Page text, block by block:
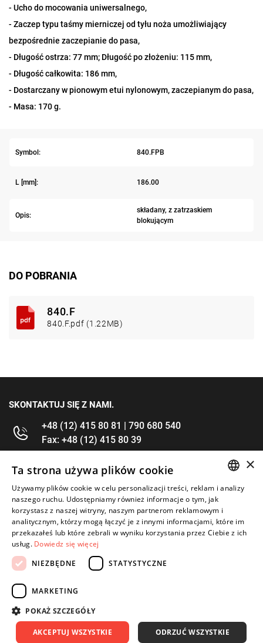
- Ucho do mocowania uniwersalnego,
- Zaczep typu taśmy mierniczej od tyłu noża umożliwiający
bezpośrednie zaczepianie do pasa,
- Długość ostrza: 77 mm; Długość po złożeniu: 115 mm,
- Długość całkowita: 186 mm,
- Dostarczany w pionowym etui nylonowym, zaczepianym do pasa,
- Masa: 170 g.
Symbol: 840.FPB
L [mm]: 186.00
Opis:
składany, z zatrzaskiem
blokującym
DO POBRANIA
840.F
840.F.pdf (1.22MB)
SKONTAKTUJ SIĘ Z NAMI.
+48 (12) 415 80 81 | 790 680 540
Fax: +48 (12) 415 80 39
kontakt@im-narzedzia.pl
INFORMACJE
OFERTA
MOJE KONTO
OBSERWUJ NAS
Copyright 2026: IM Kraków Created by: Waynet
ENGLISH
×
Ta strona używa plików cookie
Używamy plików cookie w celu personalizacji treści, reklam i analizy
naszego ruchu. Udostępniamy również informacje o tym, jak
korzystasz z naszej witryny, naszym partnerom reklamowym i
analitycznym, którzy mogą łączyć je z innymi informacjami, które im
przekazałeś lub które zebrali w wyniku korzystania przez Ciebie z ich
usług. Dowiedz się więcej
NIEZBĘDNE
STATYSTYCZNE
MARKETING
POKAŻ SZCZEGÓŁY
AKCEPTUJ WSZYSTKIE ODRZUĆ WSZYSTKIE